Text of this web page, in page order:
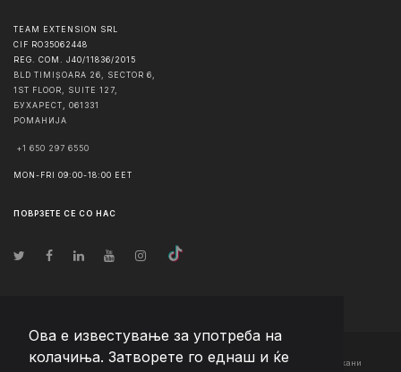
Ова е известување за употреба на
колачиња. Затворете го еднаш и ќе
TEAM EXTENSION SRL
CIF RO35062448
REG. COM. J40/11836/2015
BLD TIMIȘOARA 26, SECTOR 6,
1ST FLOOR, SUITE 127,
БУХАРЕСТ
061331
РОМАНИЈА
+1 650 297 6550
MON-FRI 09:00-18:00 EET
ПОВРЗЕТЕ СЕ СО НАС
© Авторско право2026 Team Extension Macedonia - Сите права задржани